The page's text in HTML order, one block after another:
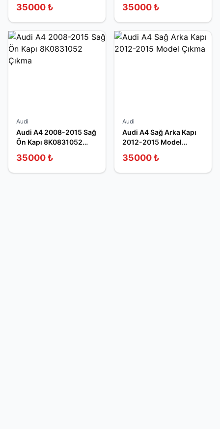
35000 ₺ 35000 ₺
Audi
Audi A4 2008-2015 Sağ
Ön Kapı 8K0831052
35000 ₺
Audi
Audi A4 Sağ Arka Kapı
2012-2015 Model
35000 ₺